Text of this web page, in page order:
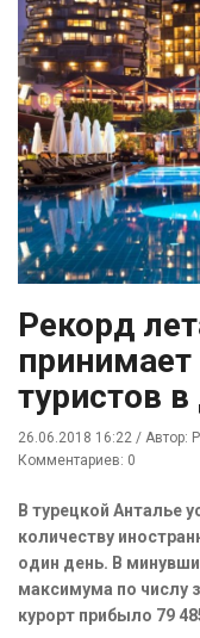
Рекорд
туристов в
26.06.2018 16:22 / Автор:
Комментариев: 0
В турецкой Анталье
количеству
один день. В
максимума по числу
курорт прибыло 79